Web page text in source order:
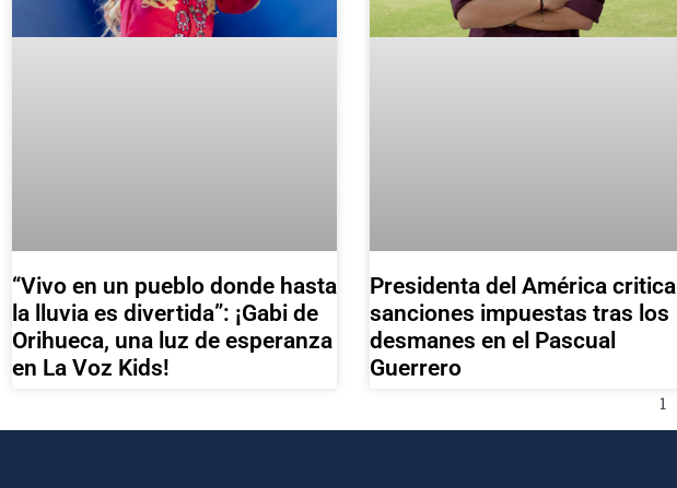
“Vivo en un pueblo donde hasta
la lluvia es divertida”: ¡Gabi de
Orihueca, una luz de esperanza
en La Voz Kids!
Presidenta del América critica
sanciones impuestas tras los
desmanes en el Pascual
Guerrero
1